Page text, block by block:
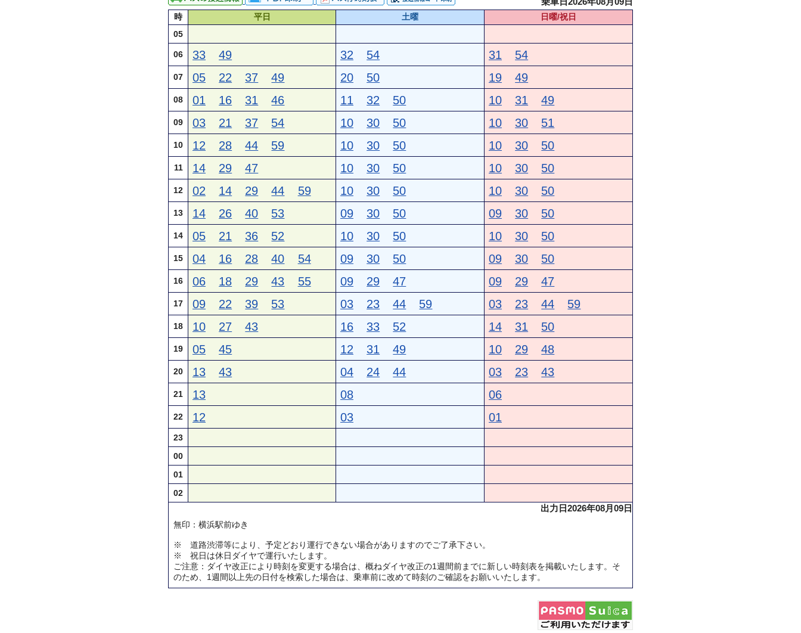
時 平日 土曜
日曜/祝日
05
06 33 49 32 54 31 54
07 05 22 37 49 20 50 19 49
08 01 16 31 46 11 32 50 10 31 49
09 03 21 37 54 10 30 50 10 30 51
10 12 28 44 59 10 30 50 10 30 50
11 14 29 47 10 30 50 10 30 50
12 02 14 29 44 59 10 30 50 10 30 50
13 14 26 40 53 09 30 50 09 30 50
14 05 21 36 52 10 30 50 10 30 50
15 04 16 28 40 54 09 30 50 09 30 50
16 06 18 29 43 55 09 29 47 09 29 47
17 09 22 39 53 03 23 44 59 03 23 44 59
18 10 27 43 16 33 52 14 31 50
19 05 45 12 31 49 10 29 48
20 13 43 04 24 44 03 23 43
21 13 08 06
22 12 03 01
23
00
01
02
出力日2026年08月09日
無印：横浜駅前ゆき
※ 道路渋滞等により、予定どおり運行できない場合がありますのでご了承下さい。
※ 祝日は休日ダイヤで運行いたします。
ご注意：ダイヤ改正により時刻を変更する場合は、概ねダイヤ改正の1週間前までに新しい時刻表を掲載いたします。そ
のため、1週間以上先の日付を検索した場合は、乗車前に改めて時刻のご確認をお願いいたします。